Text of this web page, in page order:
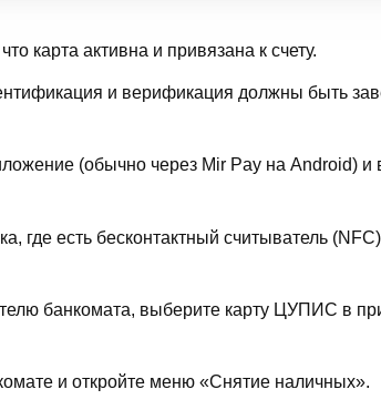
карта активна и привязана к счету.
и верификация должны быть
(обычно через Mir Pay на Android) и
где есть бесконтактный считыватель
банкомата, выберите карту ЦУПИС в
и откройте меню «Снятие наличных».